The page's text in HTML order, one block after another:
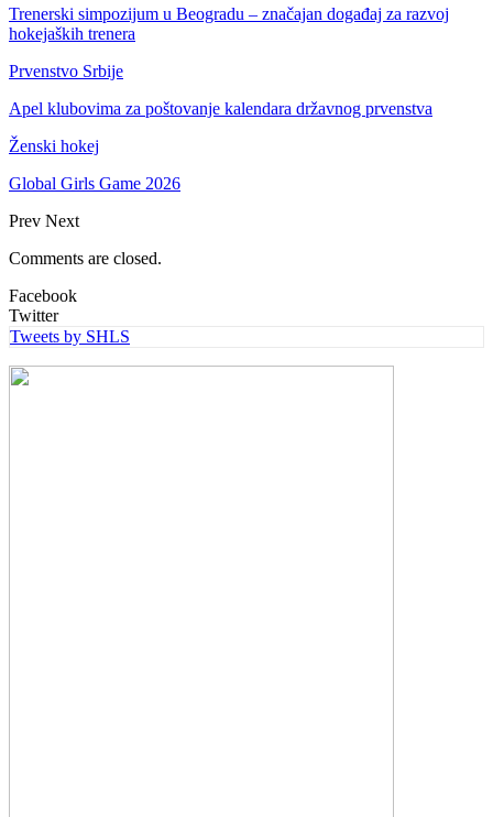
Trenerski simpozijum u Beogradu – značajan događaj za razvoj
hokejaških trenera
Prvenstvo Srbije
Apel klubovima za poštovanje kalendara državnog prvenstva
Ženski hokej
Global Girls Game 2026
Prev Next
Comments are closed.
Facebook
Twitter
Tweets by SHLS